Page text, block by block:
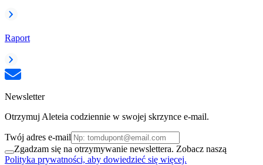
Raport
Newsletter
Otrzymuj Aleteia codziennie w swojej skrzynce e-mail.
Twój adres e-mail
Zgadzam się na otrzymywanie newslettera. Zobacz naszą
Polityka prywatności, aby dowiedzieć się więcej.